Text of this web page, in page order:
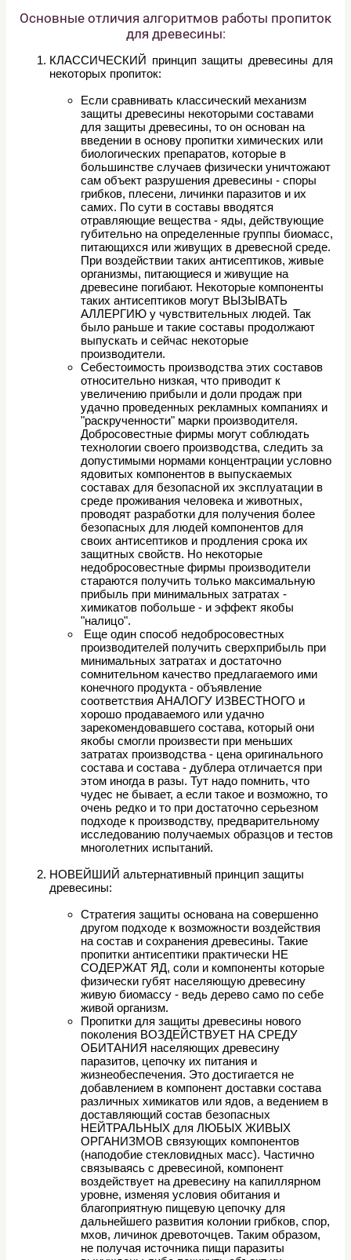
Основные отличия алгоритмов работы пропиток
для древесины:
КЛАССИЧЕСКИЙ принцип защиты древесины для
некоторых пропиток:
Если сравнивать классический механизм
защиты древесины некоторыми составами
для защиты древесины, то он основан на
введении в основу пропитки химических или
биологических препаратов, которые в
большинстве случаев физически уничтожают
сам объект разрушения древесины - споры
грибков, плесени, личинки паразитов и их
самих. По сути в составы вводятся
отравляющие вещества - яды, действующие
губительно на определенные группы биомасс,
питающихся или живущих в древесной среде.
При воздействии таких антисептиков, живые
организмы, питающиеся и живущие на
древесине погибают. Некоторые компоненты
таких антисептиков могут ВЫЗЫВАТЬ
АЛЛЕРГИЮ у чувствительных людей. Так
было раньше и такие составы продолжают
выпускать и сейчас некоторые
производители.
Себестоимость производства этих составов
относительно низкая, что приводит к
увеличению прибыли и доли продаж при
удачно проведенных рекламных компаниях и
"раскрученности" марки производителя.
Добросовестные фирмы могут соблюдать
технологии своего производства, следить за
допустимыми нормами концентрации условно
ядовитых компонентов в выпускаемых
составах для безопасной их эксплуатации в
среде проживания человека и животных,
проводят разработки для получения более
безопасных для людей компонентов для
своих антисептиков и продления срока их
защитных свойств. Но некоторые
недобросовестные фирмы производители
стараются получить только максимальную
прибыль при минимальных затратах -
химикатов побольше - и эффект якобы
"налицо".
Еще один способ недобросовестных
производителей получить сверхприбыль при
минимальных затратах и достаточно
сомнительном качество предлагаемого ими
конечного продукта - объявление
соответствия АНАЛОГУ ИЗВЕСТНОГО и
хорошо продаваемого или удачно
зарекомендовавшего состава, который они
якобы смогли произвести при меньших
затратах производства - цена оригинального
состава и состава - дублера отличается при
этом иногда в разы. Тут надо помнить, что
чудес не бывает, а если такое и возможно, то
очень редко и то при достаточно серьезном
подходе к производству, предварительному
исследованию получаемых образцов и тестов
многолетних испытаний.
НОВЕЙШИЙ альтернативный принцип защиты
древесины:
Стратегия защиты основана на совершенно
другом подходе к возможности воздействия
на состав и сохранения древесины. Такие
пропитки антисептики практически НЕ
СОДЕРЖАТ ЯД, соли и компоненты которые
физически губят населяющую древесину
живую биомассу - ведь дерево само по себе
живой организм.
Пропитки для защиты древесины нового
поколения ВОЗДЕЙСТВУЕТ НА СРЕДУ
ОБИТАНИЯ населяющих древесину
паразитов, цепочку их питания и
жизнеобеспечения. Это достигается не
добавлением в компонент доставки состава
различных химикатов или ядов, а ведением в
доставляющий состав безопасных
НЕЙТРАЛЬНЫХ для ЛЮБЫХ ЖИВЫХ
ОРГАНИЗМОВ связующих компонентов
(наподобие стекловидных масс). Частично
связываясь с древесиной, компонент
воздействует на древесину на капиллярном
уровне, изменяя условия обитания и
благоприятную пищевую цепочку для
дальнейшего развития колонии грибков, спор,
мхов, личинок древоточцев. Таким образом,
не получая источника пищи паразиты